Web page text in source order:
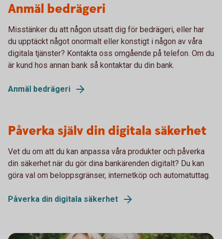
Anmäl bedrägeri
Misstänker du att någon utsatt dig för bedrägeri, eller har
du upptäckt något onormalt eller konstigt i någon av våra
digitala tjänster? Kontakta oss omgående på telefon. Om du
är kund hos annan bank så kontaktar du din bank.
Anmäl bedrägeri
Påverka själv din digitala säkerhet
Vet du om att du kan anpassa våra produkter och påverka
din säkerhet när du gör dina bankärenden digitalt? Du kan
göra val om beloppsgränser, internetköp och automatuttag.
Påverka din digitala säkerhet